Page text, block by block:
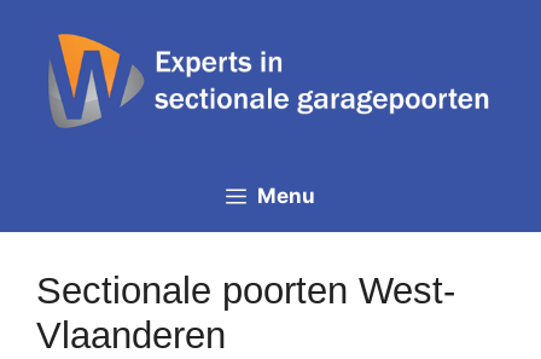
inhoud
Menu
Sectionale poorten West-
Vlaanderen